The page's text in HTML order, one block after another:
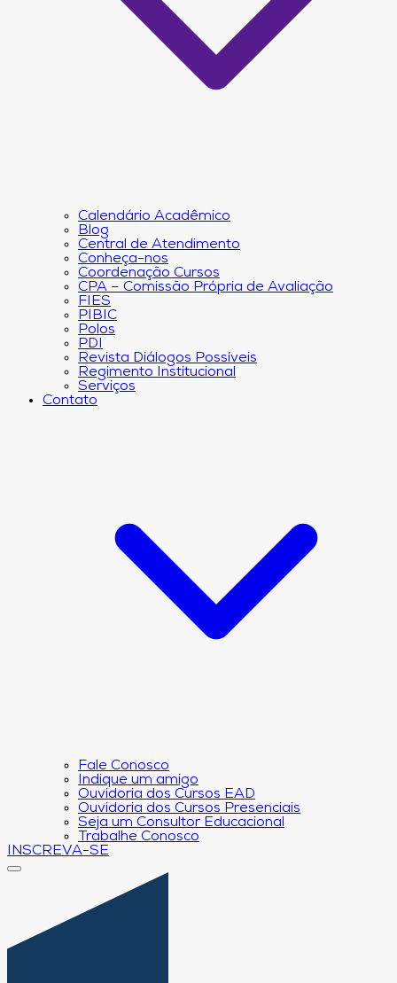
Calendário Acadêmico
Blog
Central de Atendimento
Conheça-nos
Coordenação Cursos
CPA – Comissão Própria de Avaliação
FIES
PIBIC
Polos
PDI
Revista Diálogos Possíveis
Regimento Institucional
Serviços
Contato
Fale Conosco
Indique um amigo
Ouvidoria dos Cursos EAD
Ouvidoria dos Cursos Presenciais
Seja um Consultor Educacional
Trabalhe Conosco
INSCREVA-SE